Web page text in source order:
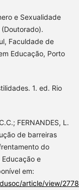
e Sexualidade
Faculdade de
Educação, Porto
1. ed. Rio
FERNANDES, L.
de barreiras
do
e
em:
article/view/2778